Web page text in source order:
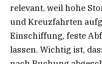
relevant, weil hohe
und Kreuzfahrten
Einschiffung, feste
lassen. Wichtig ist,